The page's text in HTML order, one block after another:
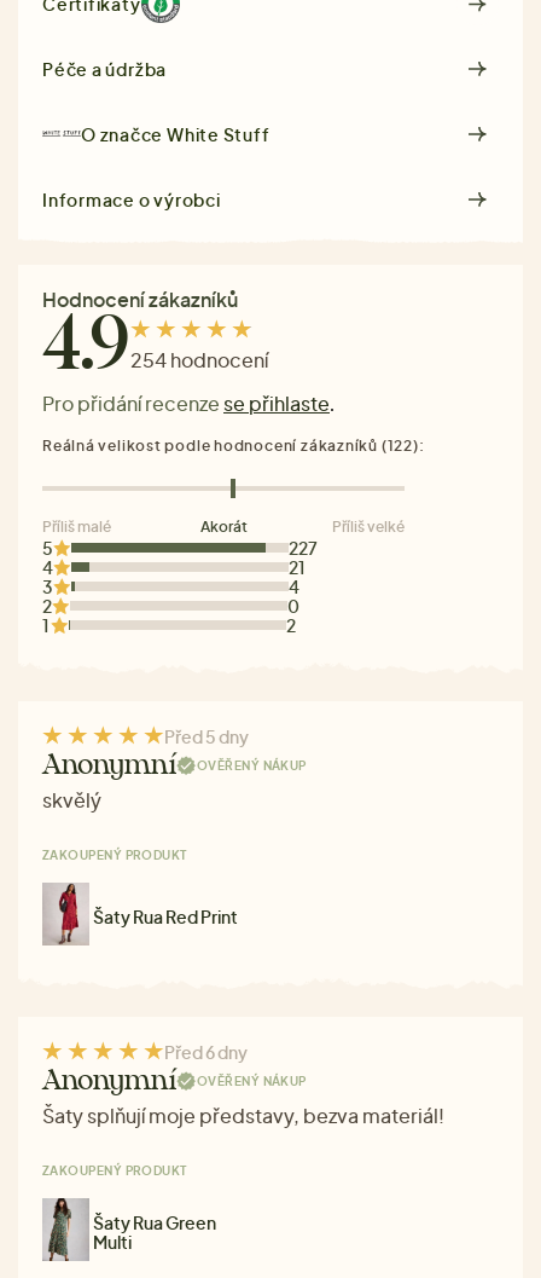
Péče a údržba
O značceWhite Stuff
Informace o výrobci
Hodnocení zákazníků
4.9254 hodnocení
Pro přidání recenze se přihlaste.
5
227
4
21
3
4
2
0
1
2
Reálná velikost podle hodnocení zákazníků (122):
Příliš malé Akorát Příliš velké
Před 5 dny
Anonymní OVĚŘENÝ NÁKUP
skvělý
ZAKOUPENÝ PRODUKT
Šaty Rua Red Print
Před 6 dny
Anonymní OVĚŘENÝ NÁKUP
Šaty splňují moje představy, bezva materiál!
ZAKOUPENÝ PRODUKT
Šaty Rua Green
Multi